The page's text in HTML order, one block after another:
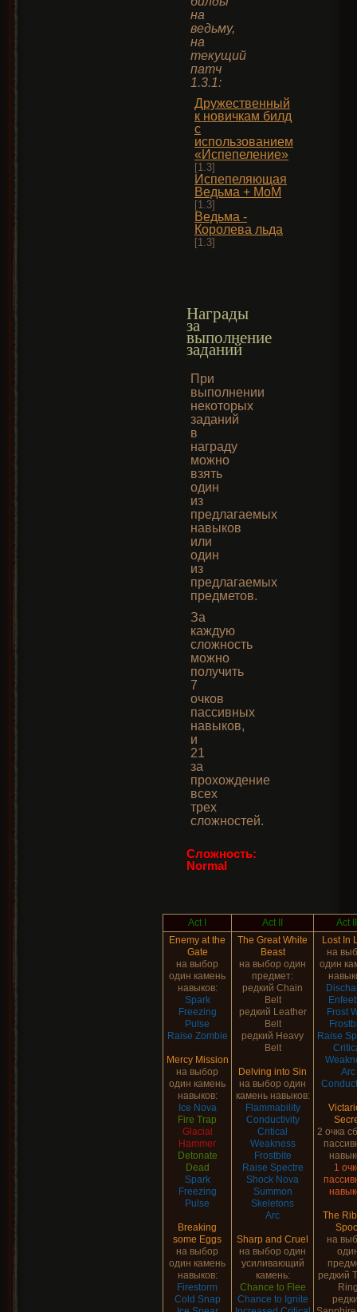
на
ведьму,
на
текущий
патч
1.3.1:
Дружественный
к новичкам билд
с
использованием
«Испепеление»
[1.3]
Испепеляющая
Ведьма + МоМ
[1.3]
Ведьма -
Королева льда
[1.3]
Награды
за
выполнение
заданий
При
выполнении
некоторых
заданий
в
награду
можно
взять
один
из
предлагаемых
навыков
или
один
из
предлагаемых
предметов.
За
каждую
сложность
можно
получить
7
очков
пассивных
навыков,
и
21
за
прохождение
всех
трех
сложностей.
Сложность:
Normal
Act I Act II
Act
Enemy at the
Gate
на выбор
один камень
навыков:
Spark
Freezing
Pulse
Raise Zombie
Mercy Mission
на выбор
один камень
навыков:
Ice Nova
Fire Trap
Glacial
Hammer
Detonate
Dead
Spark
Freezing
Pulse
Breaking
some Eggs
на выбор
один камень
навыков:
Firestorm
Cold Snap
The Great White
Beast
на выбор один
предмет:
редкий Chain
Belt
редкий Leather
Belt
редкий Heavy
Belt
Delving into Sin
на выбор один
камень навыков:
Flammability
Conductivity
Critical
Weakness
Frostbite
Raise Spectre
Shock Nova
Summon
Skeletons
Arc
Sharp and Cruel
на выбор один
усиливающий
камень:
Chance to Flee
Chance to Ignite
Lost In
на
один
Frost
Raise
Arc
2 очка
1
The
на
редкий